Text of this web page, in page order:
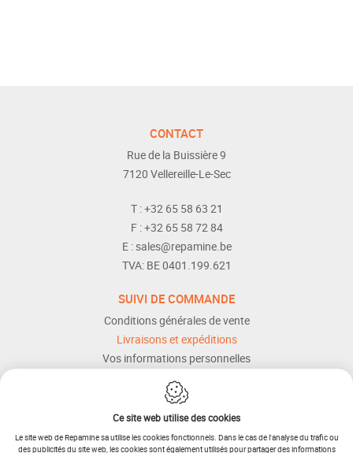
CONTACT
Rue de la Buissière 9
7120 Vellereille-Le-Sec
T :+32 65 58 63 21
F :+32 65 58 72 84
E :sales@repamine.be
TVA: BE 0401.199.621
SUIVI DE COMMANDE
Conditions générales de vente
Livraisons et expéditions
Vos informations personnelles
Modes de paiement
Services Après-vente
Aide et assistance
Ce site web utilise des cookies
Le site web de Repamine sa utilise les cookies fonctionnels. Dans le cas de l'analyse du trafic ou
des publicités du site web, les cookies sont également utilisés pour partager des informations